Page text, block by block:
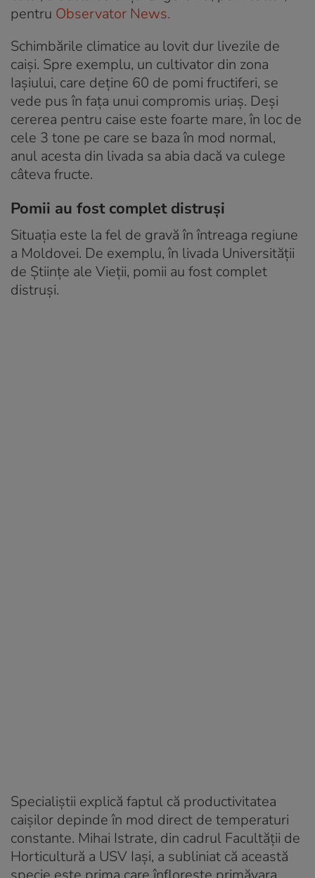
pentru Observator News.
Schimbările climatice au lovit dur livezile de
caiși. Spre exemplu, un cultivator din zona
Iașiului, care deține 60 de pomi fructiferi, se
vede pus în fața unui compromis uriaș. Deși
cererea pentru caise este foarte mare, în loc de
cele 3 tone pe care se baza în mod normal,
anul acesta din livada sa abia dacă va culege
câteva fructe.
Pomii au fost complet distruși
Situația este la fel de gravă în întreaga regiune
a Moldovei. De exemplu, în livada Universității
de Științe ale Vieții, pomii au fost complet
distruși.
Specialiștii explică faptul că productivitatea
caișilor depinde în mod direct de temperaturi
constante. Mihai Istrate, din cadrul Facultății de
Horticultură a USV Iași, a subliniat că această